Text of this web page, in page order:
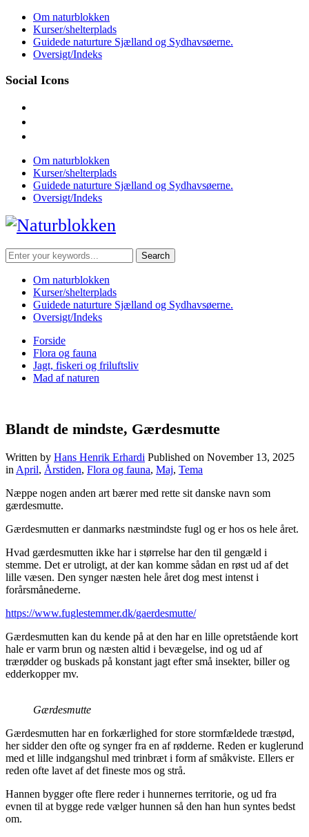
Skip
content
Om naturblokken
Kurser/shelterplads
Guidede naturture Sjælland og Sydhavsøerne.
Oversigt/Indeks
Social Icons
Om naturblokken
Kurser/shelterplads
Guidede naturture Sjælland og Sydhavsøerne.
Oversigt/Indeks
Search
for:
Om naturblokken
Kurser/shelterplads
Guidede naturture Sjælland og Sydhavsøerne.
Oversigt/Indeks
Forside
Flora og fauna
Jagt, fiskeri og friluftsliv
Mad af naturen
Blandt de mindste, Gærdesmutte
Written by Hans Henrik Erhardi Published on November 13, 2025
in April, Årstiden, Flora og fauna, Maj, Tema
Næppe nogen anden art bærer med rette sit danske navn som
gærdesmutte.
Gærdesmutten er danmarks næstmindste fugl og er hos os hele året.
Hvad gærdesmutten ikke har i størrelse har den til gengæld i
stemme. Det er utroligt, at der kan komme sådan en røst ud af det
lille væsen. Den synger næsten hele året dog mest intenst i
forårsmånederne.
https://www.fuglestemmer.dk/gaerdesmutte/
Gærdesmutten kan du kende på at den har en lille opretstående kort
hale er varm brun og næsten altid i bevægelse, ind og ud af
trærødder og buskads på konstant jagt efter små insekter, biller og
edderkopper mv.
Gærdesmutte
Gærdesmutten har en forkærlighed for store stormfældede træstød,
her sidder den ofte og synger fra en af rødderne. Reden er kuglerund
med et lille indgangshul med trinbræt i form af småkviste. Ellers er
reden ofte lavet af det fineste mos og strå.
Hannen bygger ofte flere reder i hunnernes territorie, og ud fra
evnen til at bygge rede vælger hunnen så den han hun syntes bedst
om.